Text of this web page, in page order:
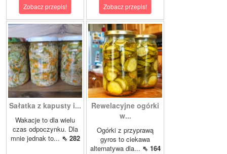
Zobacz przepis! Zobacz przepis!
Sałatka z kapusty i...
Wakacje to dla wielu
czas odpoczynku. Dla
mnie jednak to... ⇖ 282
Rewelacyjne ogórki
w...
Ogórki z przyprawą
gyros to ciekawa
alternatywa dla... ⇖ 164